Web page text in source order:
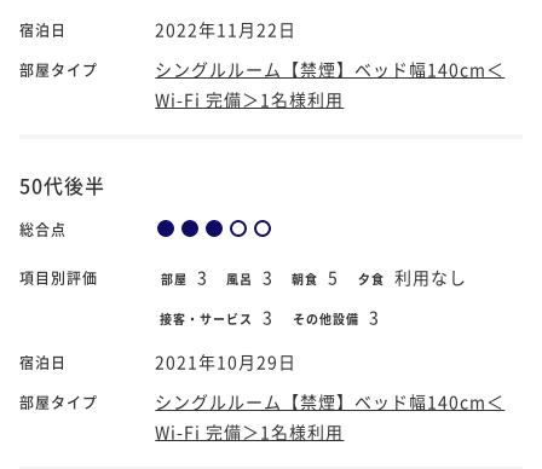
宿泊日 2022年11月22日
部屋タイプ
シングルルーム【禁煙】ベッド幅140cm＜
Wi-Fi 完備＞1名様利用
50代後半
総合点
項目別評価 部屋 3 風呂 3 朝食 5 夕食 利用なし
接客・サービス 3 その他設備 3
宿泊日 2021年10月29日
部屋タイプ
シングルルーム【禁煙】ベッド幅140cm＜
Wi-Fi 完備＞1名様利用